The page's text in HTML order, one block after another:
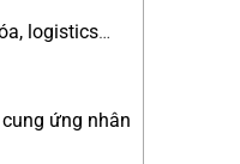
logistics…
ứng nhân